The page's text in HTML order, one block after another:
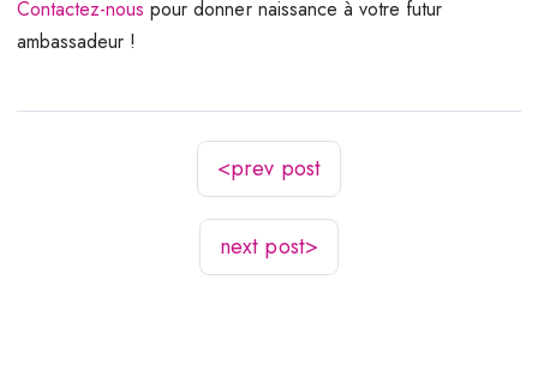
Contactez-nous pour donner naissance à votre futur
ambassadeur !
<prev post
next post>